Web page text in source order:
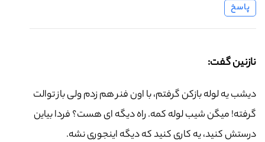
پاسخ
نازنین گفت:
دیشب یه لوله بازکن گرفتم، با اون فنر هم زدم ولی باز توالت
گرفته! میگن شیب لوله کمه. راه دیگه ای هست؟ فردا بیاین
درستش کنید، یه کاری کنید که دیگه اینجوری نشه.